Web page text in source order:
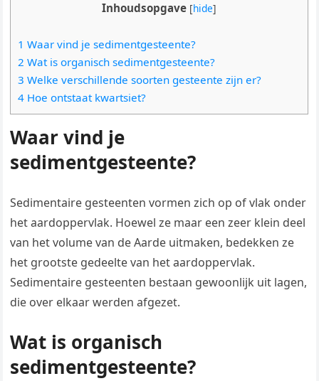
Inhoudsopgave [hide]
1 Waar vind je sedimentgesteente?
2 Wat is organisch sedimentgesteente?
3 Welke verschillende soorten gesteente zijn er?
4 Hoe ontstaat kwartsiet?
Waar vind je
sedimentgesteente?
Sedimentaire gesteenten vormen zich op of vlak onder
het aardoppervlak. Hoewel ze maar een zeer klein deel
van het volume van de Aarde uitmaken, bedekken ze
het grootste gedeelte van het aardoppervlak.
Sedimentaire gesteenten bestaan gewoonlijk uit lagen,
die over elkaar werden afgezet.
Wat is organisch
sedimentgesteente?